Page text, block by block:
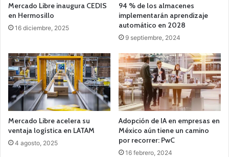
Mercado Libre inaugura CEDIS
en Hermosillo
16 diciembre, 2025
94 % de los almacenes
implementarán aprendizaje
automático en 2028
9 septiembre, 2024
Mercado Libre acelera su
ventaja logística en LATAM
4 agosto, 2025
Adopción de IA en empresas en
México aún tiene un camino
por recorrer: PwC
16 febrero, 2024